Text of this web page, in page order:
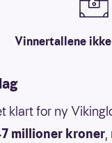
Vinnertallene
klart for ny
millioner kroner